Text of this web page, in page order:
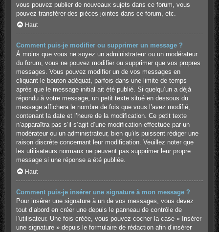
vous pouvez publier de nouveaux sujets dans ce forum, vous
pouvez transférer des pièces jointes dans ce forum, etc.
Haut
Comment puis-je modifier ou supprimer un message ?
À moins que vous ne soyez un administrateur ou un modérateur
du forum, vous ne pouvez modifier ou supprimer que vos propres
messages. Vous pouvez modifier un de vos messages en
cliquant le bouton adéquat, parfois dans une limite de temps
après que le message initial ait été publié. Si quelqu’un a déjà
répondu à votre message, un petit texte situé en dessous du
message affichera le nombre de fois que vous l’avez modifié,
contenant la date et l’heure de la modification. Ce petit texte
n’apparaîtra pas s’il s’agit d’une modification effectuée par un
modérateur ou un administrateur, bien qu’ils puissent rédiger une
raison discrète concernant leur modification. Veuillez noter que
les utilisateurs normaux ne peuvent pas supprimer leur propre
message si une réponse a été publiée.
Haut
Comment puis-je insérer une signature à mon message ?
Pour insérer une signature à un de vos messages, vous devez
tout d’abord en créer une depuis le panneau de contrôle de
l’utilisateur. Une fois créée, vous pouvez cocher la case « Insérer
une signature » depuis le formulaire de rédaction afin d’insérer